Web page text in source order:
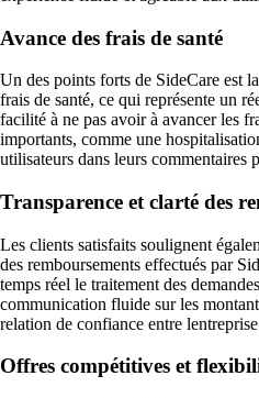
Avance des frais de santé
Un des points forts de SideCare est
frais de santé, ce qui représente un
facilité à ne pas avoir à avancer les
importants, comme une
utilisateurs dans leurs commentaires
Transparence et clarté des
Les clients satisfaits soulignent
des remboursements effectués par
temps réel le traitement des
communication fluide sur les
relation de confiance entre lentreprise
Offres compétitives et